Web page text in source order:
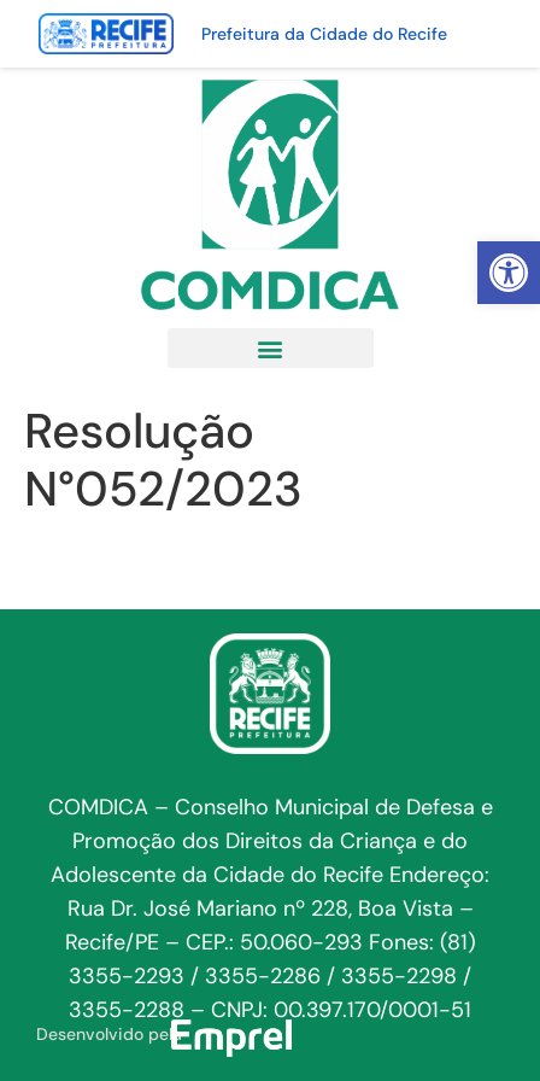
Abrir
Prefeitura da Cidade do Recife
Resolução
N°052/2023
COMDICA – Conselho Municipal de Defesa e
Promoção dos Direitos da Criança e do
Adolescente da Cidade do Recife Endereço:
Rua Dr. José Mariano nº 228, Boa Vista –
Recife/PE – CEP.: 50.060-293 Fones: (81)
3355-2293 / 3355-2286 / 3355-2298 /
3355-2288 – CNPJ: 00.397.170/0001-51
Desenvolvido pela